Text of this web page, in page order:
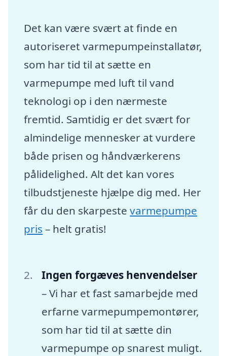
Det kan være svært at finde en
autoriseret varmepumpeinstallatør,
som har tid til at sætte en
varmepumpe med luft til vand
teknologi op i den nærmeste
fremtid. Samtidig er det svært for
almindelige mennesker at vurdere
både prisen og håndværkerens
pålidelighed. Alt det kan vores
tilbudstjeneste hjælpe dig med. Her
får du den skarpestevarmepumpe
pris – helt gratis!
Ingen forgæves henvendelser
– Vi har et fast samarbejde med
erfarne varmepumpemontører,
som har tid til at sætte din
varmepumpe op snarest muligt.